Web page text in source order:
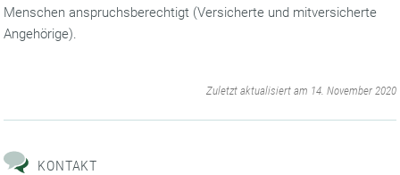
Menschen anspruchsberechtigt (Versicherte und mitversicherte
Angehörige).
Zuletzt aktualisiert am 14. November 2020
KONTAKT